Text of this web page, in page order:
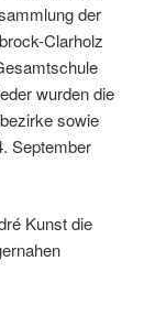
der
Clarholz
wurden die
sowie
September
Kunst die